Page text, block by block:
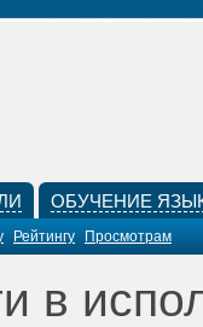
ОБУЧЕНИЕ
Рейтингу Просмотрам
в